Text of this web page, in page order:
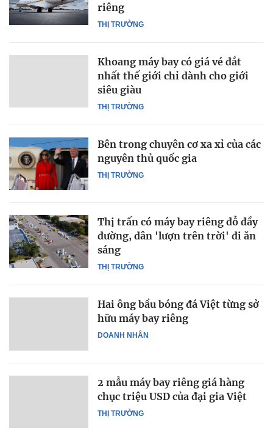
THỊ TRƯỜNG
riêng
THỊ TRƯỜNG
Khoang máy bay có giá vé đắt
nhất thế giới chỉ dành cho giới
siêu giàu
THỊ TRƯỜNG
Bên trong chuyên cơ xa xỉ của các
nguyên thủ quốc gia
THỊ TRƯỜNG
Thị trấn có máy bay riêng đỗ đầy
đường, dân 'lượn trên trời' đi ăn
sáng
DOANH NHÂN
Hai ông bầu bóng đá Việt từng sở
hữu máy bay riêng
THỊ TRƯỜNG
2 mẫu máy bay riêng giá hàng
chục triệu USD của đại gia Việt